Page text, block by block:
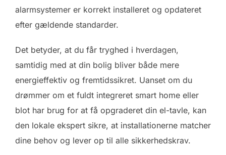
alarmsystemer er korrekt installeret og opdateret
efter gældende standarder.
Det betyder, at du får tryghed i hverdagen,
samtidig med at din bolig bliver både mere
energieffektiv og fremtidssikret. Uanset om du
drømmer om et fuldt integreret smart home eller
blot har brug for at få opgraderet din el-tavle, kan
den lokale ekspert sikre, at installationerne matcher
dine behov og lever op til alle sikkerhedskrav.